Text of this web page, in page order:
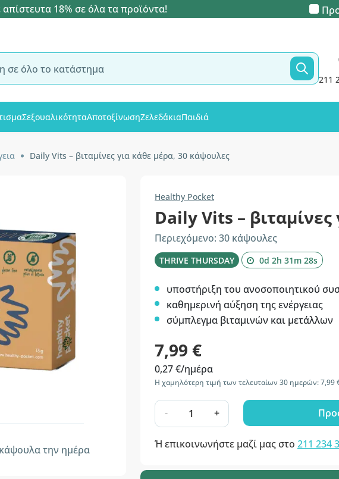
απίστευτα 18% σε όλα τα προϊόντα!
211
ΣεξουαλικότηταΑποτοξίνωσηΖελεδάκιαΠαιδιά
Daily Vits – βιταμίνες για κάθε μέρα, 30 κάψουλες
κάψουλα την ημέρα
Healthy Pocket
Daily Vits –
Περιεχόμενο: 30 κάψουλες
THRIVE THURSDAY 0d 2h 31m 27s
υποστήριξη του ανοσοποιητικού
καθημερινή αύξηση της ενέργειας
σύμπλεγμα βιταμινών και μετάλλων
7,99 €
0,27 €/ημέρα
Η χαμηλότερη τιμή των τελευταίων 30 ημερών: 7,99
- +
Ή επικοινωνήστε μαζί μας στο 211 234